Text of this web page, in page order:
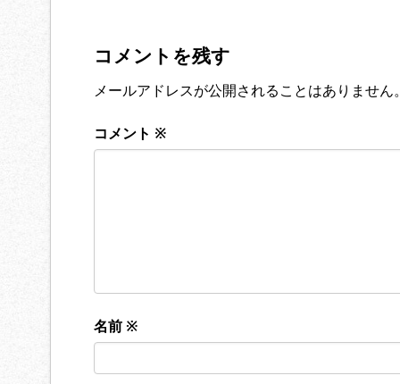
コメントを残す
メールアドレスが公開されることはありません
コメント ※
名前 ※